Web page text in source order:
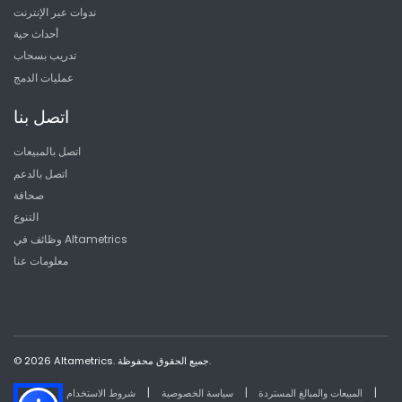
ندوات عبر الإنترنت
أحداث حية
تدريب بسحاب
عمليات الدمج
اتصل بنا
اتصل بالمبيعات
اتصل بالدعم
صحافة
التنوع
وظائف في Altametrics
معلومات عنا
© 2026 Altametrics. جميع الحقوق محفوظة.
شروط الاستخدام | سياسة الخصوصية | المبيعات والمبالغ المستردة |